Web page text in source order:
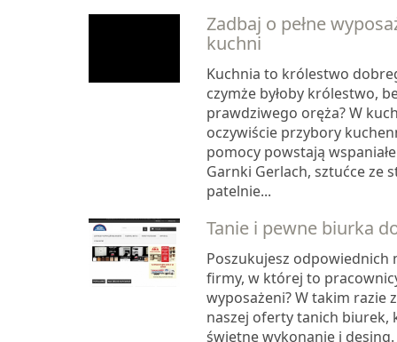
Zadbaj o pełne
kuchni
Kuchnia to królestwo
czymże byłoby królestwo,
prawdziwego oręża? W
oczywiście przybory
pomocy powstają
Garnki Gerlach, sztućce ze
patelnie...
Tanie i pewne biurka
Poszukujesz odpowiednich
firmy, w której to
wyposażeni? W takim razie
naszej oferty tanich biurek,
świetne wykonanie i desing.